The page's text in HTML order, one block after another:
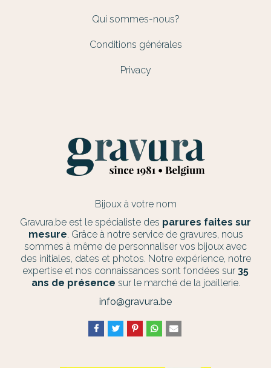
Qui sommes-nous?
Conditions générales
Privacy
Bijoux à votre nom
Gravura.be est le spécialiste des parures faites sur
mesure. Grâce à notre service de gravures, nous
sommes à même de personnaliser vos bijoux avec
des initiales, dates et photos. Notre expérience, notre
expertise et nos connaissances sont fondées sur 35
ans de présence sur le marché de la joaillerie.
info@gravura.be